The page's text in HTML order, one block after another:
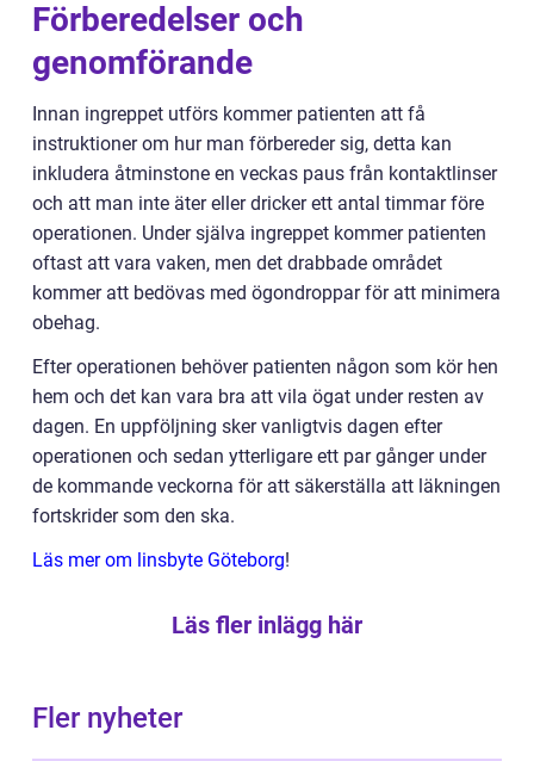
Förberedelser och
genomförande
Innan ingreppet utförs kommer patienten att få
instruktioner om hur man förbereder sig, detta kan
inkludera åtminstone en veckas paus från kontaktlinser
och att man inte äter eller dricker ett antal timmar före
operationen. Under själva ingreppet kommer patienten
oftast att vara vaken, men det drabbade området
kommer att bedövas med ögondroppar för att minimera
obehag.
Efter operationen behöver patienten någon som kör hen
hem och det kan vara bra att vila ögat under resten av
dagen. En uppföljning sker vanligtvis dagen efter
operationen och sedan ytterligare ett par gånger under
de kommande veckorna för att säkerställa att läkningen
fortskrider som den ska.
Läs mer om linsbyte Göteborg!
Läs fler inlägg här
Fler nyheter